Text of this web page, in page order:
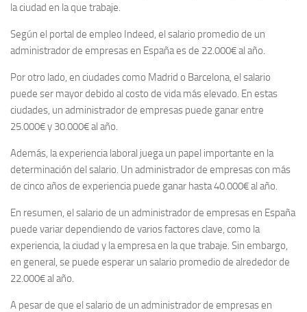
la ciudad en la que trabaje.
Según el portal de empleo Indeed, el salario promedio de un
administrador de empresas en España es de 22.000€ al año.
Por otro lado, en ciudades como Madrid o Barcelona, el salario
puede ser mayor debido al costo de vida más elevado. En estas
ciudades, un administrador de empresas puede ganar entre
25.000€ y 30.000€ al año.
Además, la experiencia laboral juega un papel importante en la
determinación del salario. Un administrador de empresas con más
de cinco años de experiencia puede ganar hasta40.000€ al año.
En resumen, el salario de un administrador de empresas en España
puede variar dependiendo de varios factores clave, como la
experiencia, la ciudad y la empresa en la que trabaje. Sin embargo,
en general, se puede esperar un salario promedio de alrededor de
22.000€ al año.
A pesar de que el salario de un administrador de empresas en